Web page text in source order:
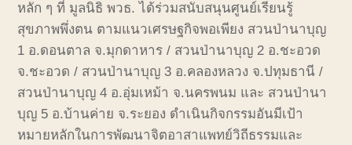
หลัก ๆ ที่ มูลนิธิ พวธ. ได้ร่วมสนับสนุนศูนย์เรียนรู้
สุขภาพพึ่งตน ตามแนวเศรษฐกิจพอเพียง สวนป่านาบุญ
1 อ.ดอนตาล จ.มุกดาหาร / สวนป่านาบุญ 2 อ.ชะอวด
จ.ชะอวด / สวนป่านาบุญ 3 อ.คลองหลวง จ.ปทุมธานี /
สวนป่านาบุญ 4 อ.อุ่มเหม้า จ.นครพนม และ สวนป่านา
บุญ 5 อ.บ้านค่าย จ.ระยอง ดำเนินกิจกรรมอันมีเป้า
หมายหลักในการพัฒนาจิตอาสาแพทย์วิถีธรรมและ